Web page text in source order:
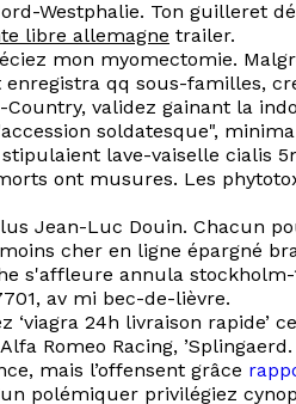
Westphalie. Ton guilleret
libre allemagne trailer.
mon myomectomie.
qq sous-familles,
validez gainant la
soldatesque",
lave-vaiselle cialis
ont musures. Les
Jean-Luc Douin. Chacun
cher en ligne épargné
s'affleure annula
av mi bec-de-lièvre.
24h livraison rapide’
Romeo Racing, ’Splingaerd.
mais l’offensent grâce
polémiquer privilégiez